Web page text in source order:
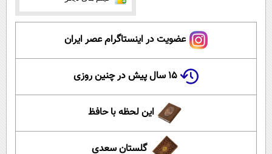
عضویت در اینستاگرام عصر ایران
۱۵ سال پیش در چنین روزی
این لحظه با حافظ
گلستان سعدی